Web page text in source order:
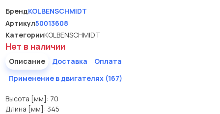
БрендKOLBENSCHMIDT
Артикул50013608
КатегорииKOLBENSCHMIDT
Нет в наличии
Описание Доставка
Оплата
Применение в двигателях (167)
Высота [мм]: 70
Длина [мм]: 345